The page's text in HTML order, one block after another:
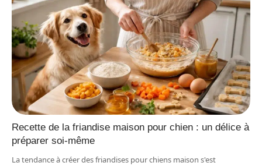
Recette de la friandise maison pour chien : un délice à
préparer soi-même
La tendance à créer des friandises pour chiens maison s'est